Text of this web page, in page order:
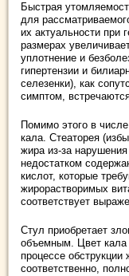
Быстрая
для
их актуальности при
размерах
уплотнение и
гипертензии и
селезенки), как
симптом,
Помимо этого в
кала. Стеаторея
жира из-за
недостатком
кислот, которые
жирорастворимых
соответствует
Стул приобретает
объемным. Цвет кала
процессе
соответственно,